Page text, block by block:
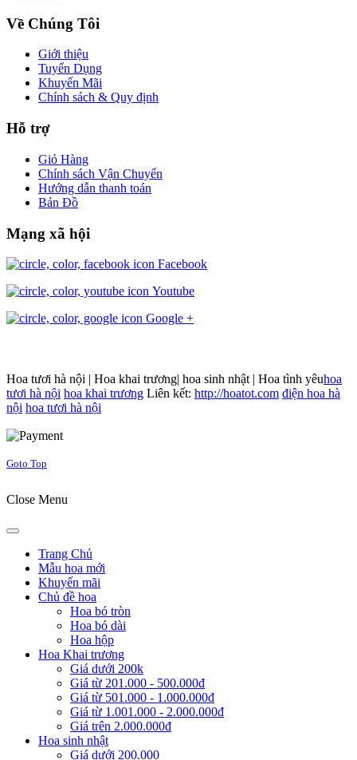
Về Chúng Tôi
Giới thiệu
Tuyển Dụng
Khuyến Mãi
Chính sách & Quy định
Hỗ trợ
Giỏ Hàng
Chính sách Vận Chuyển
Hướng dẫn thanh toán
Bản Đồ
Mạng xã hội
Facebook
Youtube
Google +
Hoa tươi hà nội | Hoa khai trương| hoa sinh nhật | Hoa tình yêuhoa
tươi hà nội hoa khai trương Liên kết: http://hoatot.com điện hoa hà
nội hoa tươi hà nội
Goto Top
Close Menu
Trang Chủ
Mẫu hoa mới
Khuyến mãi
Chủ đề hoa
Hoa bó tròn
Hoa bó dài
Hoa hộp
Hoa Khai trương
Giá dưới 200k
Giá từ 201.000 - 500.000đ
Giá từ 501.000 - 1.000.000đ
Giá từ 1.001.000 - 2.000.000đ
Giá trên 2.000.000đ
Hoa sinh nhật
Giá dưới 200.000